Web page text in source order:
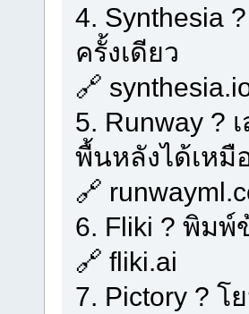
4. Synthesia
ครั้งเดียว
🔗
5. Runway ?
พื้นหลังได้เหมื
🔗
6. Fliki ? พิมพ์
🔗 fliki.ai
7. Pictory ?